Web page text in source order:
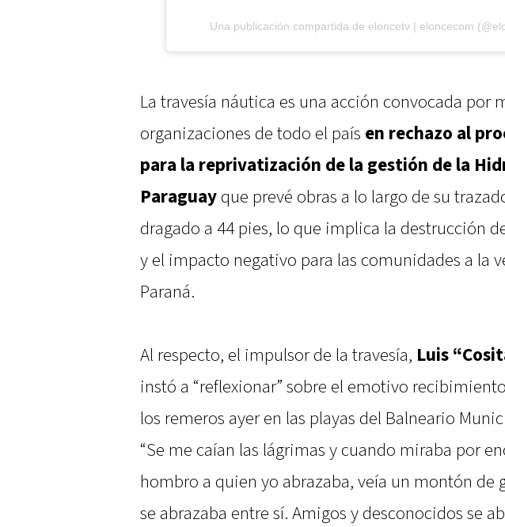
Una publicación compartida de eloncetv | eloncecom
La travesía náutica es una acción convocada por
organizaciones de todo el país en rechazo al
para la reprivatización de la gestión de la
Paraguayque prevé obras a lo largo de su
dragado a 44 pies, lo que implica la destrucción
y el impacto negativo para las comunidades a la
Paraná.
Al respecto, el impulsor de la travesía, Luis
instó a “reflexionar” sobre el emotivo
los remeros ayer en las playas del Balneario
“Se me caían las lágrimas y cuando miraba por
hombro a quien yo abrazaba, veía un montón de
se abrazaba entre sí. Amigos y desconocidos se